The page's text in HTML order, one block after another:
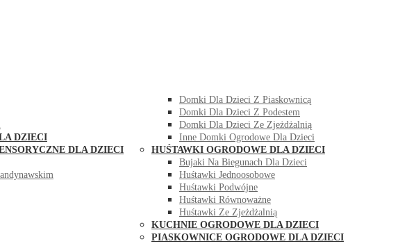
DZIECI
DLA DZIECI
Domki Dla Dzieci Z Piaskownicą
Domki Dla Dzieci Z Podestem
Domki Dla Dzieci Ze Zjeżdżalnią
Inne Domki Ogrodowe Dla Dzieci
HUŚTAWKI OGRODOWE DLA DZIECI
Bujaki Na Biegunach Dla Dzieci
Huśtawki Jednoosobowe
Huśtawki Podwójne
Huśtawki Równoważne
Huśtawki Ze Zjeżdżalnią
KUCHNIE OGRODOWE DLA DZIECI
PIASKOWNICE OGRODOWE DLA DZIECI